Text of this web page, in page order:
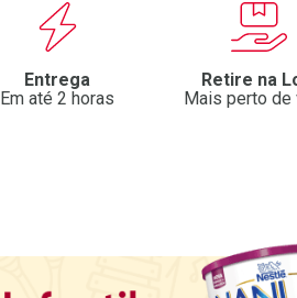
Entrega
Em até 2 horas
Retire na
Mais perto de